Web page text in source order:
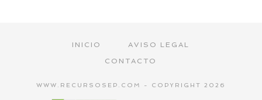
INICIO
AVISO LEGAL
CONTACTO
WWW.RECURSOSEP.COM - COPYRIGHT 2026